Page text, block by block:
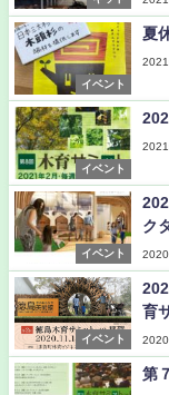
イベント
夏
2021
イベント
2021
イベント
ク
イベント
育
2020
第